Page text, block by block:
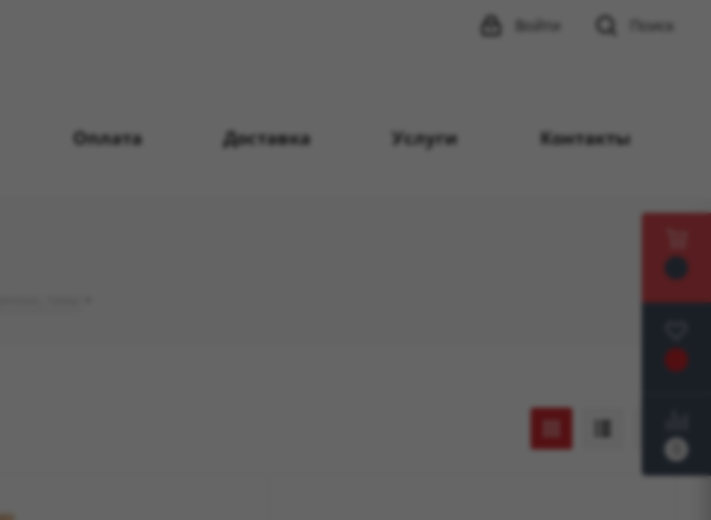
Поиск
Войти
Оплата Доставка Услуги Контакты